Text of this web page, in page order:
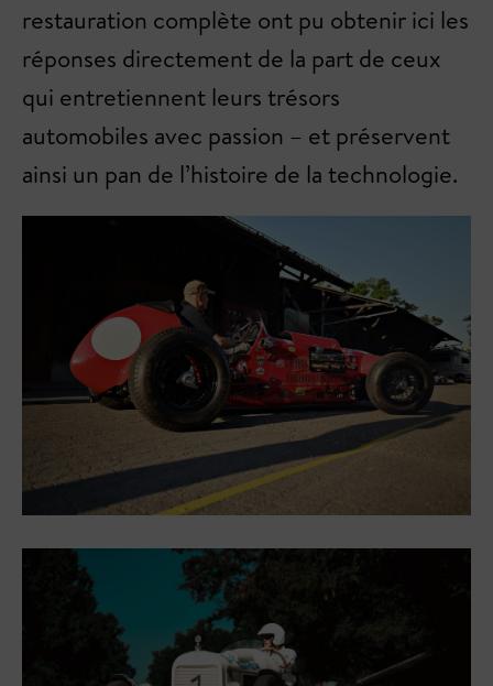
restauration complète ont pu obtenir ici les
réponses directement de la part de ceux
qui entretiennent leurs trésors
automobiles avec passion – et préservent
ainsi un pan de l’histoire de la technologie.